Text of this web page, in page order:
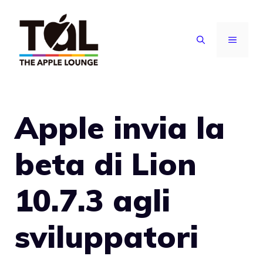
contenuto
MENU
Apple invia la
beta di Lion
10.7.3 agli
sviluppatori